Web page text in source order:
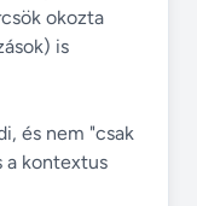
okozta
is
és nem "csak
a kontextus